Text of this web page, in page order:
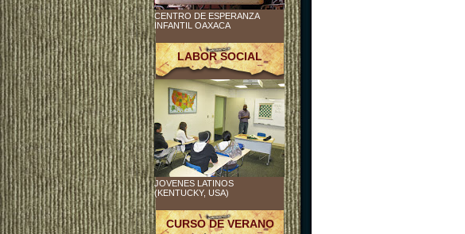
CENTRO DE ESPERANZA
INFANTIL OAXACA
LABOR SOCIAL
JOVENES LATINOS
(KENTUCKY, USA)
CURSO DE VERANO